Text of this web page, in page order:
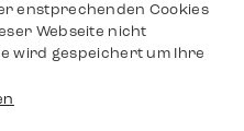
enstprechenden Cookies
Webseite nicht
wird gespeichert um Ihre